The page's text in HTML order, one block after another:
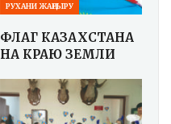
РУХАНИ ЖАҢҒЫРУ
ФЛАГ КАЗАХСТАНА
НА КРАЮ ЗЕМЛИ